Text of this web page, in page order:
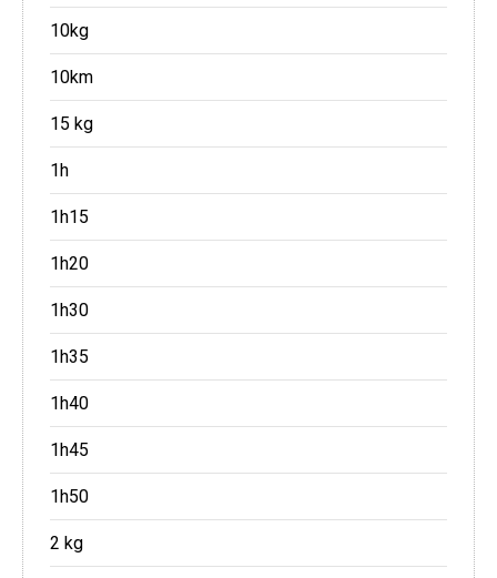
10kg
10km
15 kg
1h
1h15
1h20
1h30
1h35
1h40
1h45
1h50
2 kg